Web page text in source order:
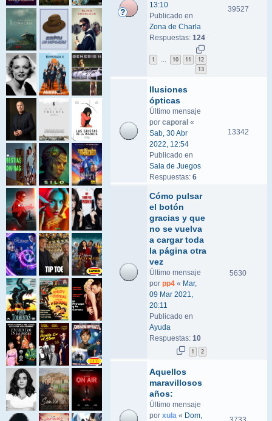
13:10
Publicado en
Zona de Charla
Respuestas: 124
1 10 11
12
13
39527
Ilusiones
ópticas
Último mensaje
por caporal «
Sab, 30 Abr
2022, 12:54
Publicado en
Sala de Juegos
Respuestas: 6
13342
Cómo pulsar
el botón
gracias y que
no se vuelva
a cargar toda
la página otra
vez
Último mensaje
por pp4 « Mar,
09 Mar 2021,
20:11
Publicado en
Ayuda
Respuestas: 10
1 2
5630
Aquellos
maravillosos
años:
Último mensaje
por xula « Dom,